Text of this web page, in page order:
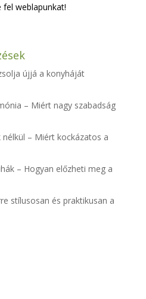
weblapunkat!
újjá a konyháját
– Miért nagy szabadság
– Miért kockázatos a
– Hogyan előzheti meg a
stílusosan és praktikusan a